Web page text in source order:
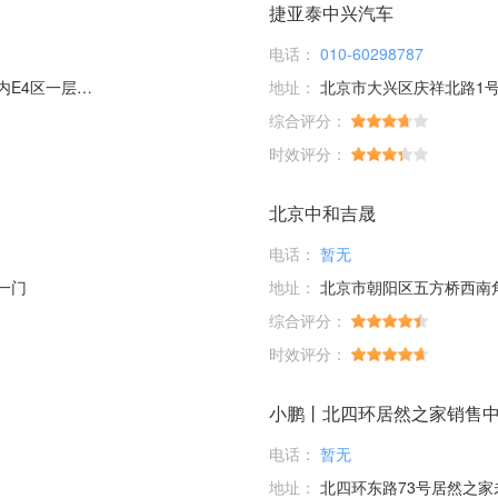
层56、58号
捷亚泰中兴汽车
电话： 010-60298787
地址： 北京市大兴区庆祥北路1
综合评分：
时效评分：
门
北京中和吉晟
电话： 暂无
地址： 北京市朝阳区五方桥西
综合评分：
时效评分：
小鹏丨北四环居然之家销售
电话： 暂无
地址： 北四环东路73号居然之